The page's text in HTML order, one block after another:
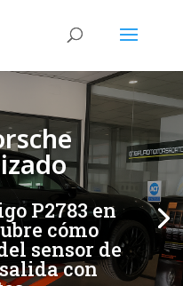
P2783 en
cómo
sensor de
con